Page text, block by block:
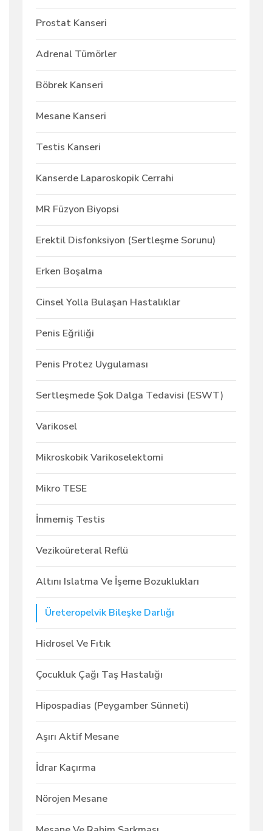
Prostat Kanseri
Adrenal Tümörler
Böbrek Kanseri
Mesane Kanseri
Testis Kanseri
Kanserde Laparoskopik Cerrahi
MR Füzyon Biyopsi
Erektil Disfonksiyon (Sertleşme Sorunu)
Erken Boşalma
Cinsel Yolla Bulaşan Hastalıklar
Penis Eğriliği
Penis Protez Uygulaması
Sertleşmede Şok Dalga Tedavisi (ESWT)
Varikosel
Mikroskobik Varikoselektomi
Mikro TESE
İnmemiş Testis
Vezikoüreteral Reflü
Altını Islatma Ve İşeme Bozuklukları
Üreteropelvik Bileşke Darlığı
Hidrosel Ve Fıtık
Çocukluk Çağı Taş Hastalığı
Hipospadias (Peygamber Sünneti)
Aşırı Aktif Mesane
İdrar Kaçırma
Nörojen Mesane